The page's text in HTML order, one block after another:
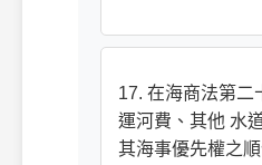
17. 在海商法第二
運河費、其他 水
其海事優先權之